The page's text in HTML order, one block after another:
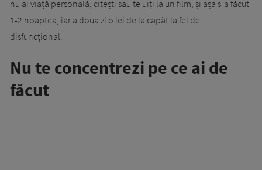
nu ai viață personală, citești sau te uiți la un film, și așa s-a făcut
1-2 noaptea, iar a doua zi o iei de la capăt la fel de
disfuncțional.
Nu te concentrezi pe ce ai de
făcut